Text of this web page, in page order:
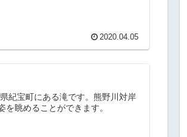
2020.04.05
紀宝町にある滝です。熊野川対岸
眺めることができます。